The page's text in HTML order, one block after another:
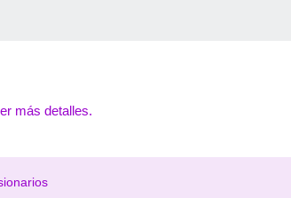
más detalles.